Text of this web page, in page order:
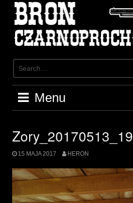
content
Menu
Zory_20170513_19
15 MAJA 2017 HERON